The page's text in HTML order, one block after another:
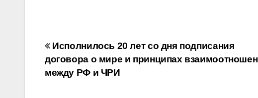
Навигация
по
записям
Исполнилось 20 лет со дня подписания
договора о мире и принципах
между РФ и ЧРИ